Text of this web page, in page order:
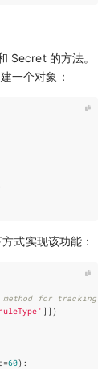
Secret 的方法。
一个对象：
,
式实现该功能：
method for tracking
]])
=60):